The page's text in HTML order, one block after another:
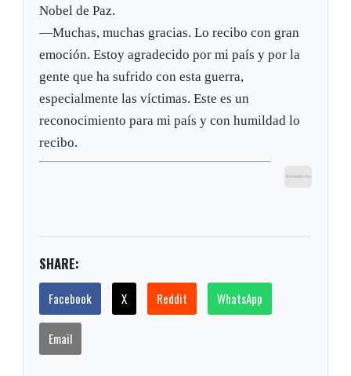
Nobel de Paz.
—Muchas, muchas gracias. Lo recibo con gran
emoción. Estoy agradecido por mi país y por la
gente que ha sufrido con esta guerra,
especialmente las víctimas. Este es un
reconocimiento para mi país y con humildad lo
recibo.
SHARE:
Facebook X Reddit WhatsApp
Email